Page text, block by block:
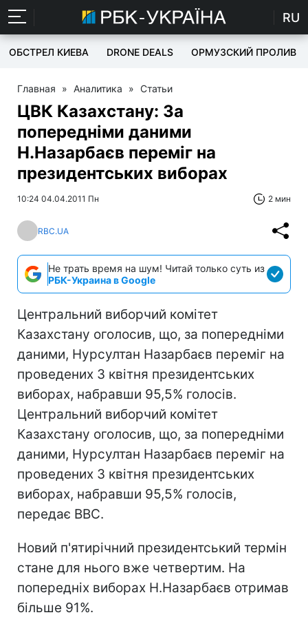
RU
ОБСТРЕЛ КИЕВА DRONE DEALS ОРМУЗСКИЙ ПРОЛИВ
Главная » Аналитика » Статьи
ЦВК Казахстану: За
попередніми даними
Н.Назарбаєв переміг на
президентських виборах
10:24 04.04.2011 Пн 2 мин
RBC.UA
Не трать время на шум! Читай только суть из
РБК-Украина в Google
Центральний виборчий комітет
Казахстану оголосив, що, за попередніми
даними, Нурсултан Назарбаєв переміг на
проведених 3 квітня президентських
виборах, набравши 95,5% голосів.
Центральний виборчий комітет
Казахстану оголосив, що, за попередніми
даними, Нурсултан Назарбаєв переміг на
проведених 3 квітня президентських
виборах, набравши 95,5% голосів,
передає ВВС.
Новий п'ятирічний президентський термін
стане для нього вже четвертим. На
попередніх виборах Н.Назарбаєв отримав
більше 91%.